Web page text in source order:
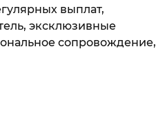
выплат,
эксклюзивные
сопровождение,